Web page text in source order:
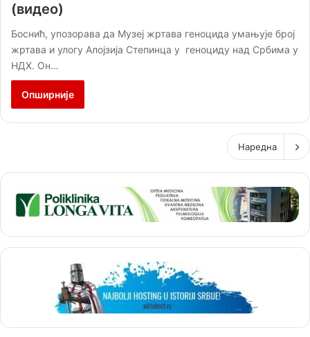
(видео)
Боснић, упозорава да Музеј жртава геноцида умањује број
жртава и улогу Алојзија Степинца у геноциду над Србима у
НДХ. Он…
Опширније
Наредна